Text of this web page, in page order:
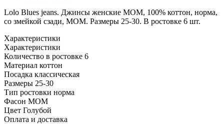
Lolo Blues jeans. Джинсы женские MOM, 100% коттон, норма,
со змейкой сзади, МОМ. Размеры 25-30. В ростовке 6 шт.
Характеристики
Характеристики
Количество в ростовке 6
Материал коттон
Посадка классическая
Размеры 25-30
Тип ростовки норма
Фасон МОМ
Цвет Голубой
Оплата и доставка